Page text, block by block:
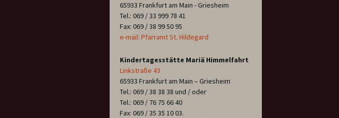
65933 Frankfurt am Main - Griesheim
Tel.: 069 / 33 999 78 41
Fax: 069 / 38 99 50 95
e-mail: Pfarramt St. Hildegard
Kindertagesstätte Mariä Himmelfahrt
Linkstraße 43
65933 Frankfurt am Main – Griesheim
Tel.: 069 / 38 38 38 und / oder
Tel.: 069 / 76 75 66 40
Fax: 069 / 35 35 10 03.